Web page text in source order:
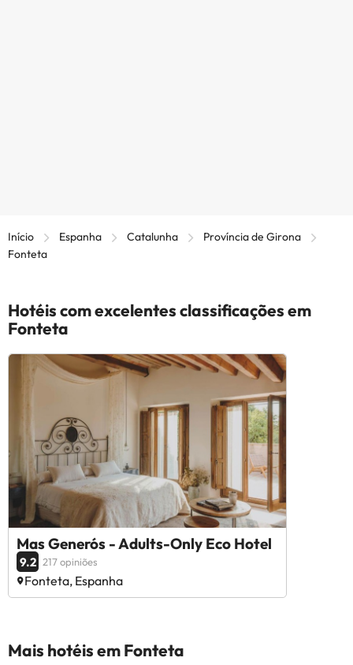
Início Espanha Catalunha
Província de Girona
Fonteta
Hotéis com excelentes classificações em
Fonteta
Mas Generós - Adults-Only Eco Hotel
9.2 217 opiniões
Fonteta, Espanha
Mais hotéis em Fonteta